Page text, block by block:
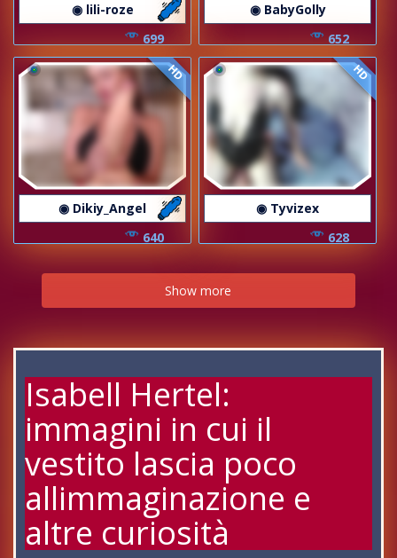
◉ lili-roze
699
◉ BabyGolly
652
HD
◉ Dikiy_Angel
640
HD
◉ Tyvizex
628
Show more
Isabell Hertel:
immagini in cui il
vestito lascia poco
allimmaginazione e
altre curiosità